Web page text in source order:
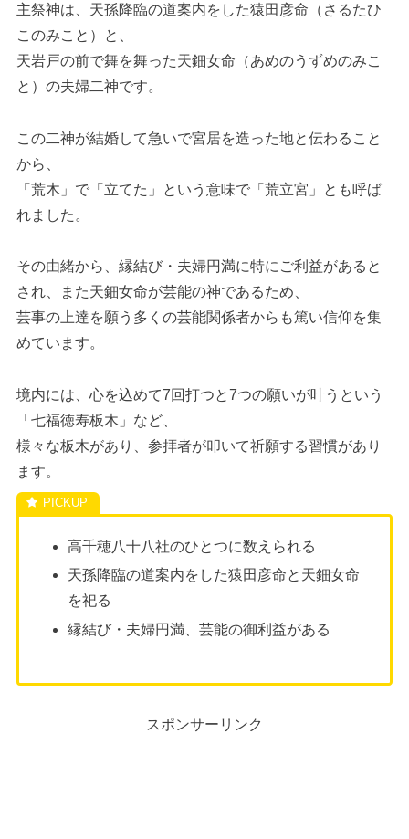
主祭神は、天孫降臨の道案内をした猿田彦命（さるたひ
このみこと）と、
天岩戸の前で舞を舞った天鈿女命（あめのうずめのみこ
と）の夫婦二神です。
この二神が結婚して急いで宮居を造った地と伝わること
から、
「荒木」で「立てた」という意味で「荒立宮」とも呼ば
れました。
その由緒から、縁結び・夫婦円満に特にご利益があると
され、また天鈿女命が芸能の神であるため、
芸事の上達を願う多くの芸能関係者からも篤い信仰を集
めています。
境内には、心を込めて7回打つと7つの願いが叶うという
「七福徳寿板木」など、
様々な板木があり、参拝者が叩いて祈願する習慣があり
ます。
高千穂八十八社のひとつに数えられる
天孫降臨の道案内をした猿田彦命と天鈿女命
を祀る
縁結び・夫婦円満、芸能の御利益がある
スポンサーリンク